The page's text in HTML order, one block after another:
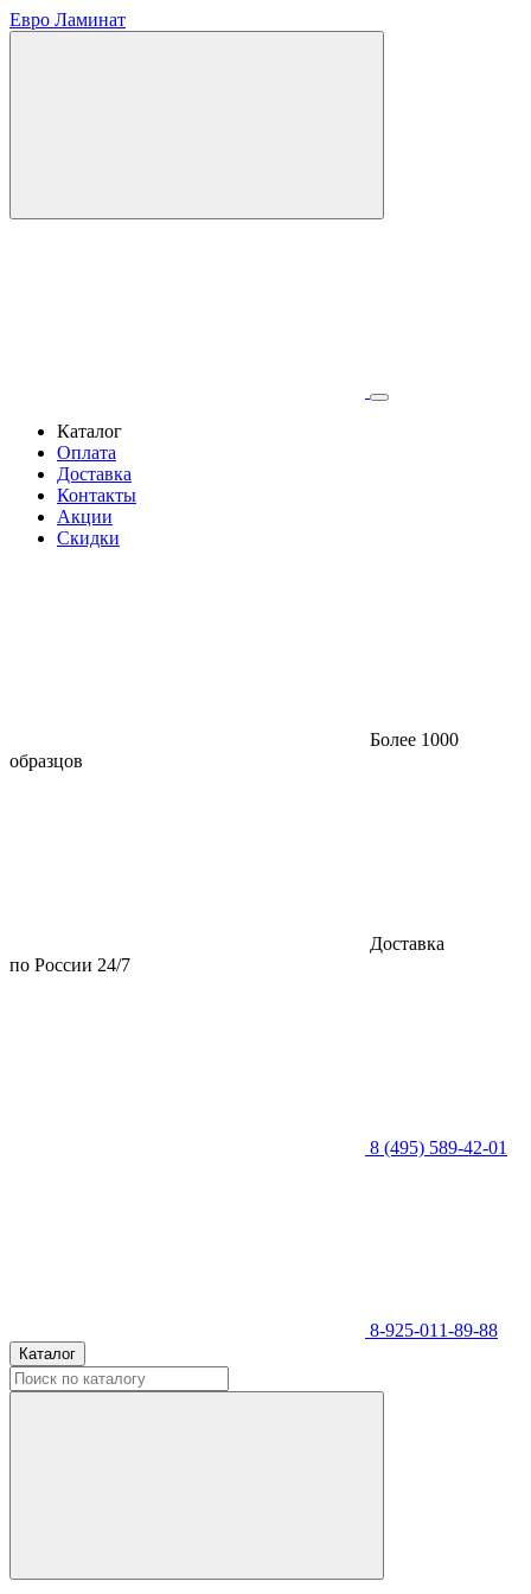
Евро Ламинат
Каталог
Оплата
Доставка
Контакты
Акции
Скидки
Более 1000
образцов
Доставка
по России 24/7
8 (495) 589-42-01
8-925-011-89-88
Каталог